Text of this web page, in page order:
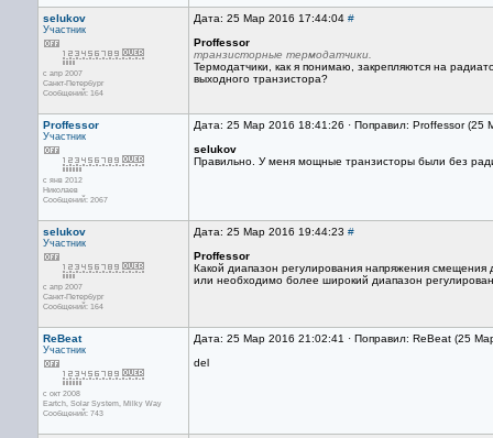
selukov
Участник
с апр 2007
Санкт-Петербург
Сообщений: 164
Дата: 25 Мар 2016 17:44:04 #
Proffessor
транзисторные термодатчики.
Термодатчики, как я понимаю, закрепляются на
выходного транзистора?
Proffessor
Участник
с янв 2012
Николаев
Сообщений: 2067
Дата: 25 Мар 2016 18:41:26 · Поправил: Proffessor
selukov
Правильно. У меня мощные транзисторы были без
selukov
Участник
с апр 2007
Санкт-Петербург
Сообщений: 164
Дата: 25 Мар 2016 19:44:23 #
Proffessor
Какой диапазон регулирования напряжения
или необходимо более широкий диапазон
ReBeat
Участник
с окт 2008
Eartch, Solar System, Milky Way
Сообщений: 743
Дата: 25 Мар 2016 21:02:41 · Поправил: ReBeat (25
del